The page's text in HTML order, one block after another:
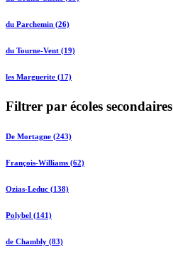
du Parchemin (26)
du Tourne-Vent (19)
les Marguerite (17)
Filtrer par écoles secondaires
De Mortagne (243)
François-Williams (62)
Ozias-Leduc (138)
Polybel (141)
de Chambly (83)